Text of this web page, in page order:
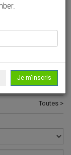
Tous >
Toutes >
Je m'inscris